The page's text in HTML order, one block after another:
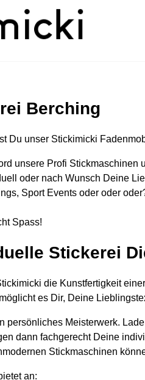
Berching
Du unser Stickimicki
unsere Profi
oder nach Wunsch Deine
Sport Events oder oder
Spass!
Stickerei
die Kunstfertigkeit
es Dir, Deine
persönliches Meisterwerk.
dann fachgerecht Deine
Stickmaschinen
an: